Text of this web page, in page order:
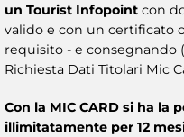
un Tourist Infopoint con
valido e con un certificato
requisito - e consegnando
Richiesta Dati Titolari Mic
Con la MIC CARD si ha la
illimitatamente per 12